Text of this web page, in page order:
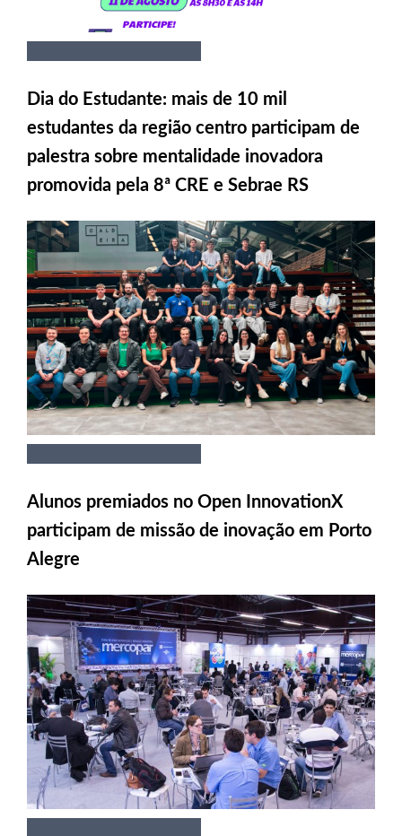
Dia do Estudante: mais de 10 mil
estudantes da região centro participam de
palestra sobre mentalidade inovadora
promovida pela 8ª CRE e Sebrae RS
Alunos premiados no Open InnovationX
participam de missão de inovação em Porto
Alegre